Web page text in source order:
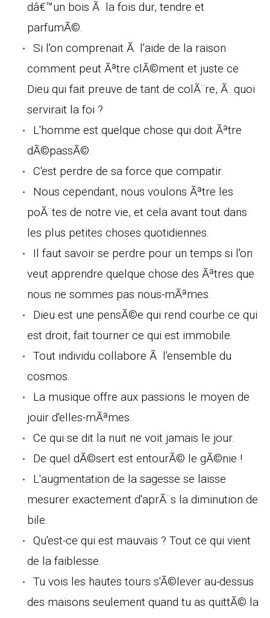
dâ€™un bois Ã la fois dur, tendre et
parfumÃ©.
Si l'on comprenait Ã l'aide de la raison
comment peut Ãªtre clÃ©ment et juste ce
Dieu qui fait preuve de tant de colÃ¨re, Ã quoi
servirait la foi ?
L'homme est quelque chose qui doit Ãªtre
dÃ©passÃ©.
C'est perdre de sa force que compatir.
Nous cependant, nous voulons Ãªtre les
poÃ¨tes de notre vie, et cela avant tout dans
les plus petites choses quotidiennes.
Il faut savoir se perdre pour un temps si l'on
veut apprendre quelque chose des Ãªtres que
nous ne sommes pas nous-mÃªmes.
Dieu est une pensÃ©e qui rend courbe ce qui
est droit, fait tourner ce qui est immobile.
Tout individu collabore Ã l'ensemble du
cosmos.
La musique offre aux passions le moyen de
jouir d'elles-mÃªmes.
Ce qui se dit la nuit ne voit jamais le jour.
De quel dÃ©sert est entourÃ© le gÃ©nie !
L'augmentation de la sagesse se laisse
mesurer exactement d'aprÃ¨s la diminution de
bile.
Qu'est-ce qui est mauvais ? Tout ce qui vient
de la faiblesse.
Tu vois les hautes tours s'Ã©lever au-dessus
des maisons seulement quand tu as quittÃ© la